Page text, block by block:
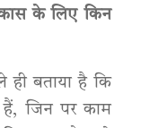
के लिए किन
बताया है कि
हैं, जिन पर काम